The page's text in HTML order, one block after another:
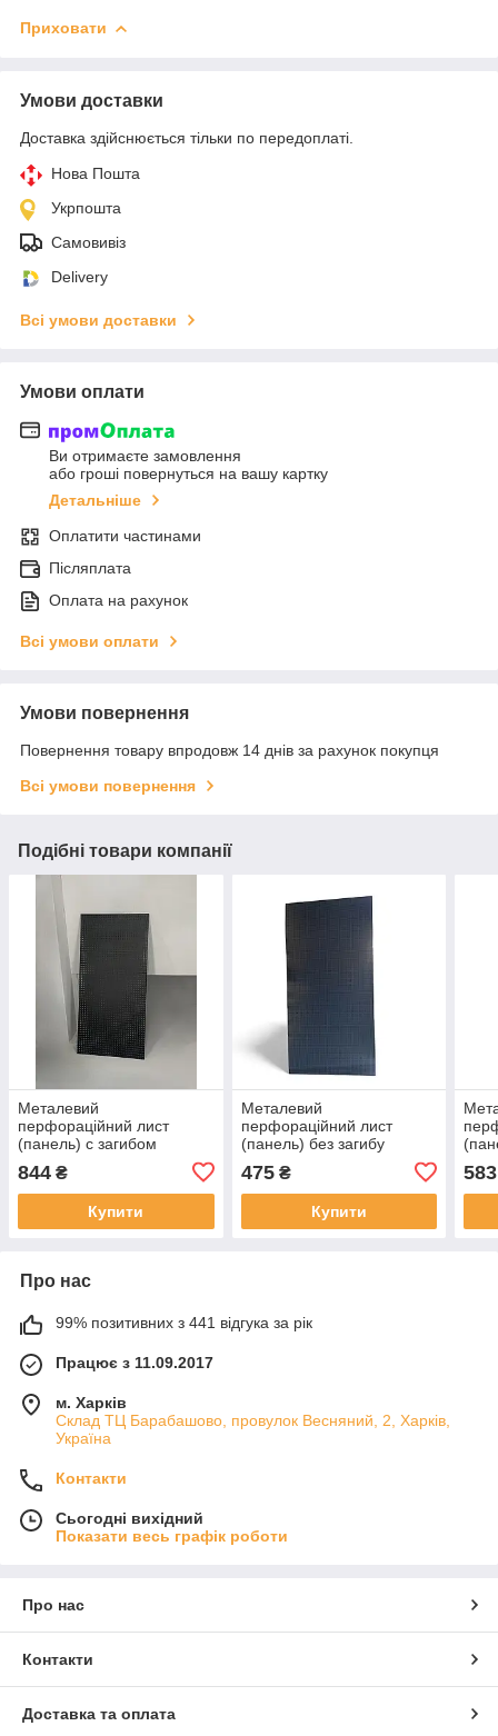
Приховати
Умови доставки
Доставка здійснюється тільки по передоплаті.
Нова Пошта
Укрпошта
Самовивіз
Delivery
Всі умови доставки
Умови оплати
Ви отримаєте замовлення
або гроші повернуться на вашу картку
Детальніше
Оплатити частинами
Післяплата
Оплата на рахунок
Всі умови оплати
Умови повернення
Повернення товару впродовж 14 днів за рахунок покупця
Всі умови повернення
Подібні товари компанії
Металевий
перфораційний лист
(панель) с загибом
см
844 ₴
Купити
Металевий
перфораційний лист
(панель) без загибу
чорного кольору 100*30
см
475₴
Купити
см
583
Про нас
99% позитивних з 441 відгука за рік
Працює з 11.09.2017
м. Харків
Склад ТЦ Барабашово, провулок Весняний, 2, Харків,
Україна
Контакти
Сьогодні вихідний
Показати весь графік роботи
Про нас
Контакти
Доставка та оплата